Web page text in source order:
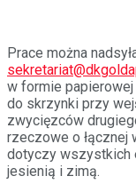
Prace można
w formie
do skrzynki przy
zwycięzców
rzeczowe o łącznej
dotyczy wszystkich
jesienią i zimą.